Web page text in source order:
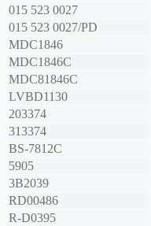
015 523 0027
015 523 0027/PD
MDC1846
MDC1846C
MDC81846C
LVBD1130
203374
313374
BS-7812C
5905
3B2039
RD00486
R-D0395